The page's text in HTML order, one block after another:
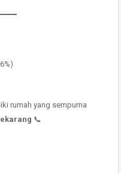
rumah yang sempurna
📞